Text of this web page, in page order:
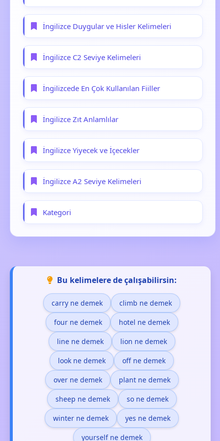
İngilizce Duygular ve Hisler Kelimeleri
İngilizce C2 Seviye Kelimeleri
İngilizcede En Çok Kullanılan Fiiller
İngilizce Zıt Anlamlılar
İngilizce Yiyecek ve İçecekler
İngilizce A2 Seviye Kelimeleri
Kategori
Bu kelimelere de çalışabilirsin:
carry ne demek climb ne demek
four ne demek hotel ne demek
line ne demek lion ne demek
look ne demek off ne demek
over ne demek plant ne demek
sheep ne demek so ne demek
winter ne demek yes ne demek
yourself ne demek